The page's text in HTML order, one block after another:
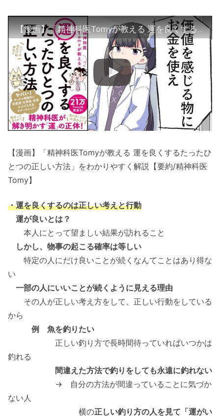
【漫画】「精神科医Tomyが教える 運を良くするたったひとつの正しい方法」をわかりやすく解説【要約/精神科医Tomy】
【漫画】「精神科医Tomyが教える 運を良くするたったひ
とつの正しい方法」をわかりやすく解説【要約/精神科医
Tomy】
・運を良くするのは正しい考えと行動
運が良いとは？
本人にとって望ましい結果が訪れること
しかし、物事の起こる確率は等しい
特定の人にだけ良いことが続くなんてことはあり得な
い
一部の人にいいことが続くように見える理由
その人が正しい考え方をして、正しい行動をしている
から
例 魚を釣りたい
正しい釣り方で長時間待っていればいつかは
釣れる
間違えた方法で釣りをしても永遠に釣れない
→ 自分の方法が間違っていることに気づか
ない人
横の正しい釣り方の人を見て「運がい